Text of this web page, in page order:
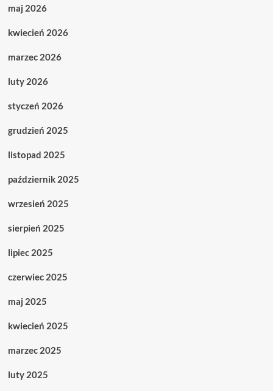
maj 2026
kwiecień 2026
marzec 2026
luty 2026
styczeń 2026
grudzień 2025
listopad 2025
październik 2025
wrzesień 2025
sierpień 2025
lipiec 2025
czerwiec 2025
maj 2025
kwiecień 2025
marzec 2025
luty 2025